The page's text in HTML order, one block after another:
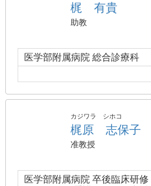
梶 有貴
助教
医学部附属病院 総合診療科
カジワラ シホコ
梶原 志保子
准教授
医学部附属病院 卒後臨床研